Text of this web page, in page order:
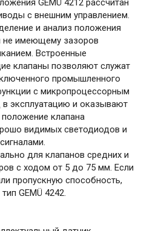
GEMÜ 4212 рассчитан
с внешним управлением.
и анализ положения
не имеющему зазоров
Встроенные
клапаны позволяют служат
промышленного
с микропроцессорным
эксплуатацию и оказывают
клапана
видимых светодиодов и
для клапанов средних и
с ходом от 5 до 75 мм. Если
пропускную способность,
GEMÜ 4242.